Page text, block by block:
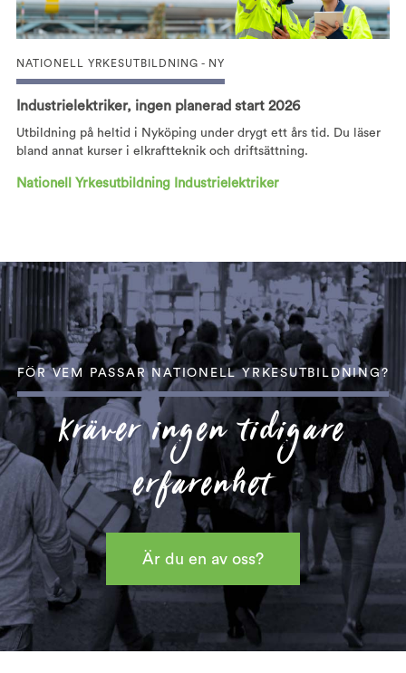
NATIONELL YRKESUTBILDNING - NY
Industrielektriker, ingen planerad start 2026
Utbildning på heltid i Nyköping under drygt ett års tid. Du läser
bland annat kurser i elkraftteknik och driftsättning.
Nationell Yrkesutbildning Industrielektriker
FÖR VEM PASSAR NATIONELL YRKESUTBILDNING?
Kräver ingen tidigare
erfarenhet
Är du en av oss?